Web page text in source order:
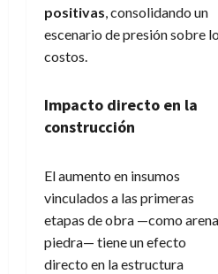
positivas, consolidando un
escenario de presión sobre
costos.
Impacto directo en la
construcción
El aumento en insumos
vinculados a las primeras
etapas de obra —como
piedra— tiene un efecto
directo en la estructura